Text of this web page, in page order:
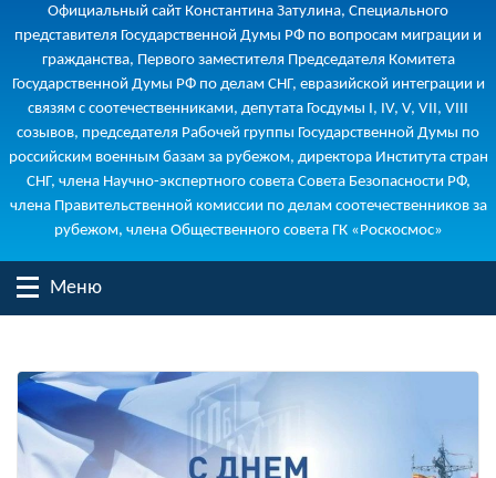
Официальный сайт Константина Затулина, Специального
представителя Государственной Думы РФ по вопросам миграции и
гражданства, Первого заместителя Председателя Комитета
Государственной Думы РФ по делам СНГ, евразийской интеграции и
связям с соотечественниками, депутата Госдумы I, IV, V, VII, VIII
созывов, председателя Рабочей группы Государственной Думы по
российским военным базам за рубежом, директора Института стран
СНГ, члена Научно-экспертного совета Совета Безопасности РФ,
члена Правительственной комиссии по делам соотечественников за
рубежом, члена Общественного совета ГК «Роскосмос»
Меню